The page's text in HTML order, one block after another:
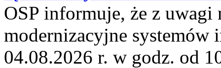
OSP informuje, że z uwagi
modernizacyjne
04.08.2026 r. w godz. od